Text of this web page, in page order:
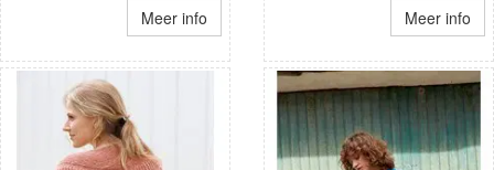
Meer info Meer info